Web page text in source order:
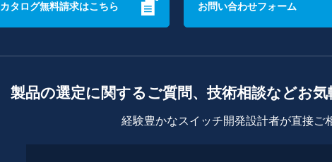
カタログ無料請求はこちら お問い合わせフォーム
製品の選定に関するご質問、技術相談などお気
経験豊かなスイッチ開発設計者が直接ご